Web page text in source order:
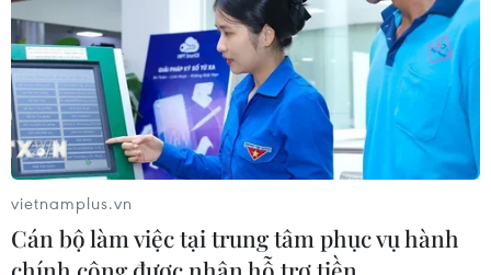
vietnamplus.vn
Cán bộ làm việc tại trung tâm phục vụ hành